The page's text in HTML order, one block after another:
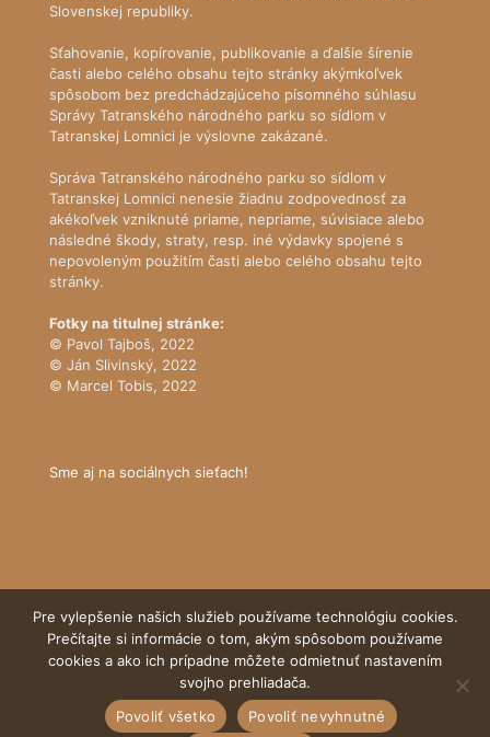
Slovenskej republiky.
Sťahovanie, kopírovanie, publikovanie a ďalšie šírenie
časti alebo celého obsahu tejto stránky akýmkoľvek
spôsobom bez predchádzajúceho písomného súhlasu
Správy Tatranského národného parku so sídlom v
Tatranskej Lomnici je výslovne zakázané.
Správa Tatranského národného parku so sídlom v
Tatranskej Lomnici nenesie žiadnu zodpovednosť za
akékoľvek vzniknuté priame, nepriame, súvisiace alebo
následné škody, straty, resp. iné výdavky spojené s
nepovoleným použitím časti alebo celého obsahu tejto
stránky.
Fotky na titulnej stránke:
© Pavol Tajboš, 2022
© Ján Slivinský, 2022
© Marcel Tobis, 2022
Sme aj na sociálnych sieťach!
© Tatranský národný park
Pre vylepšenie našich služieb používame technológiu cookies.
Prečítajte si informácie o tom, akým spôsobom používame
cookies a ako ich prípadne môžete odmietnuť nastavením
svojho prehliadača.
Povoliť všetko
Povoliť nevyhnutné